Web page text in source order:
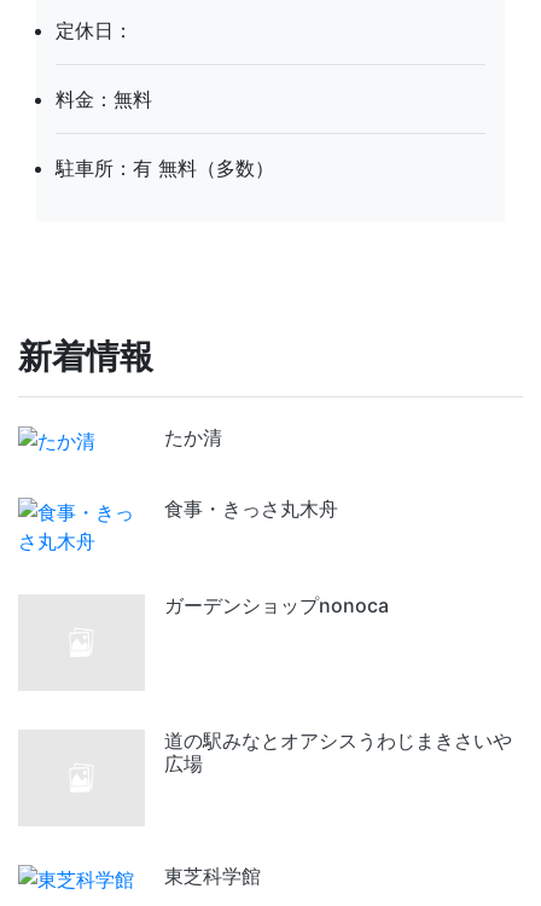
定休日：
料金：無料
駐車所：有 無料（多数）
新着情報
たか清
食事・きっさ丸木舟
ガーデンショップnonoca
道の駅みなとオアシスうわじまきさいや
広場
東芝科学館